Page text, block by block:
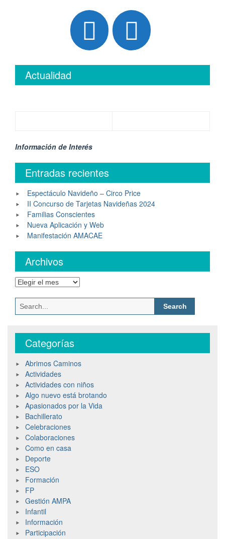
Actualidad
Información de Interés
Entradas recientes
Espectáculo Navideño – Circo Price
II Concurso de Tarjetas Navideñas 2024
Familias Conscientes
Nueva Aplicación y Web
Manifestación AMACAE
Archivos
Categorías
Abrimos Caminos
Actividades
Actividades con niños
Algo nuevo está brotando
Apasionados por la Vida
Bachillerato
Celebraciones
Colaboraciones
Como en casa
Deporte
ESO
Formación
FP
Gestión AMPA
Infantil
Información
Participación